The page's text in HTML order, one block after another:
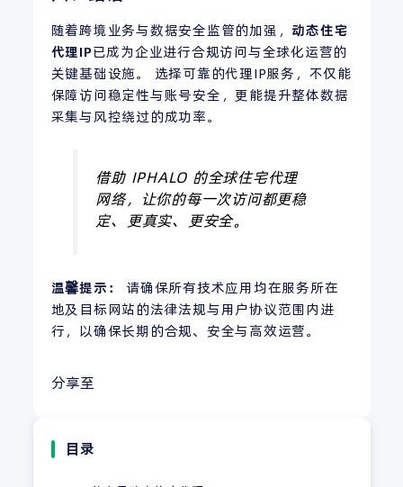
随着跨境业务与数据安全监管的加强， 动态住宅
代理IP已成为企业进行合规访问与全球化运营的
关键基础设施。 选择可靠的代理IP服务，不仅能
保障访问稳定性与账号安全，更能提升整体数据
采集与风控绕过的成功率。
借助 IPHALO 的全球住宅代理
网络，让你的每一次访问都更稳
定、更真实、更安全。
温馨提示：
请确保所有技术应用均在服务所在
地及目标网站的法律法规与用户协议范围内进
行，以确保长期的合规、安全与高效运营。
分享至
目录